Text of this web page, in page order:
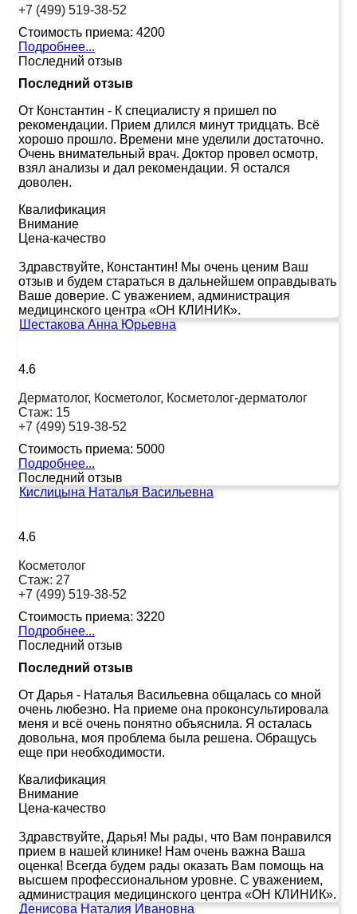
+7 (499) 519-38-52
Стоимость приема: 4200
Подробнее...
Последний отзыв
Последний отзыв
От Константин - К специалисту я пришел по
рекомендации. Прием длился минут тридцать. Всё
хорошо прошло. Времени мне уделили достаточно.
Очень внимательный врач. Доктор провел осмотр,
взял анализы и дал рекомендации. Я остался
доволен.
Квалификация
Внимание
Цена-качество
Здравствуйте, Константин! Мы очень ценим Ваш
отзыв и будем стараться в дальнейшем оправдывать
Ваше доверие. С уважением, администрация
медицинского центра «ОН КЛИНИК».
Шестакова Анна Юрьевна
4.6
Дерматолог, Косметолог, Косметолог-дерматолог
Стаж: 15
+7 (499) 519-38-52
Стоимость приема: 5000
Подробнее...
Последний отзыв
Кислицына Наталья Васильевна
4.6
Косметолог
Стаж: 27
+7 (499) 519-38-52
Стоимость приема: 3220
Подробнее...
Последний отзыв
Последний отзыв
От Дарья - Наталья Васильевна общалась со мной
очень любезно. На приеме она проконсультировала
меня и всё очень понятно объяснила. Я осталась
довольна, моя проблема была решена. Обращусь
еще при необходимости.
Квалификация
Внимание
Цена-качество
Здравствуйте, Дарья! Мы рады, что Вам понравился
прием в нашей клинике! Нам очень важна Ваша
оценка! Всегда будем рады оказать Вам помощь на
высшем профессиональном уровне. С уважением,
администрация медицинского центра «ОН КЛИНИК».
Денисова Наталия Ивановна